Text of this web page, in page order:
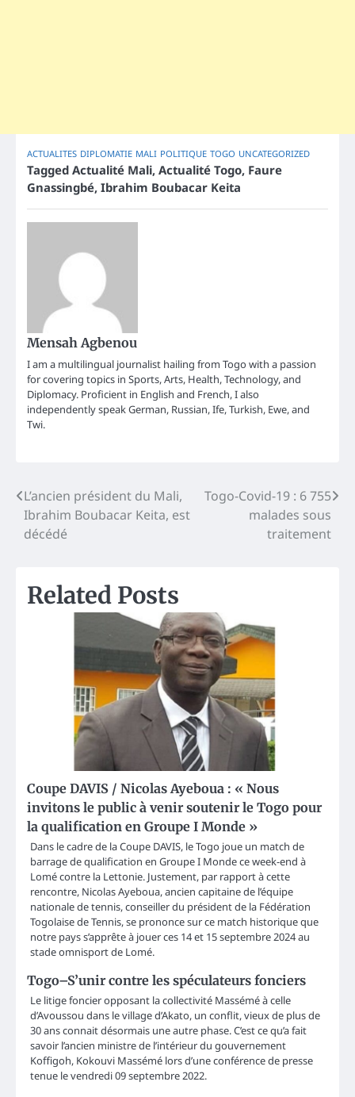
ACTUALITES DIPLOMATIE MALI POLITIQUE TOGO UNCATEGORIZED
Tagged Actualité Mali, Actualité Togo, Faure
Gnassingbé, Ibrahim Boubacar Keita
Mensah Agbenou
I am a multilingual journalist hailing from Togo with a passion
for covering topics in Sports, Arts, Health, Technology, and
Diplomacy. Proficient in English and French, I also
independently speak German, Russian, Ife, Turkish, Ewe, and
Twi.
Post
navigation
L’ancien président du Mali,
Ibrahim Boubacar Keita, est
décédé
Togo-Covid-19 : 6 755
malades sous
traitement
Related Posts
Coupe DAVIS / Nicolas Ayeboua : « Nous
invitons le public à venir soutenir le Togo pour
la qualification en Groupe I Monde »
Dans le cadre de la Coupe DAVIS, le Togo joue un match de
barrage de qualification en Groupe I Monde ce week-end à
Lomé contre la Lettonie. Justement, par rapport à cette
rencontre, Nicolas Ayeboua, ancien capitaine de l’équipe
nationale de tennis, conseiller du président de la Fédération
Togolaise de Tennis, se prononce sur ce match historique que
notre pays s’apprête à jouer ces 14 et 15 septembre 2024 au
stade omnisport de Lomé.
Togo–S’unir contre les spéculateurs fonciers
Le litige foncier opposant la collectivité Massémé à celle
d’Avoussou dans le village d’Akato, un conflit, vieux de plus de
30 ans connait désormais une autre phase. C’est ce qu’a fait
savoir l’ancien ministre de l’intérieur du gouvernement
Koffigoh, Kokouvi Massémé lors d’une conférence de presse
tenue le vendredi 09 septembre 2022.